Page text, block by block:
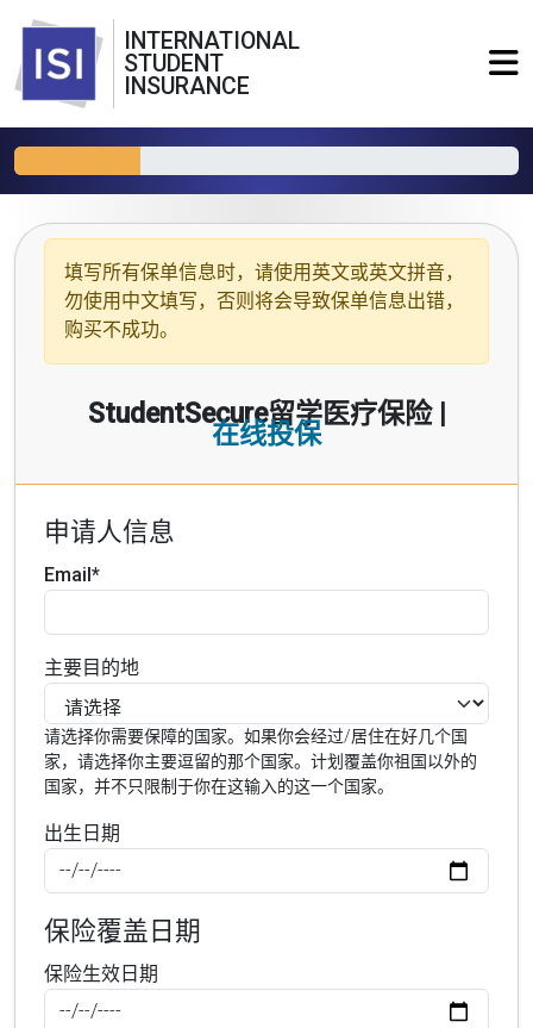
INTERNATIONAL
STUDENT
INSURANCE
填写所有保单信息时，请使用 英文或英文拼音，
勿使用中文填写，否则将会导致保单信息出错，
购买不成功。
StudentSecure留学医疗保险 |
在线投保
申请人信息
Email*
主要目的地
请选择你需要保障的国家。如果你会经过/居住在好几个国
家，请选择你主要逗留的那个国家。计划覆盖你祖国以外的
国家，并不只限制于你在这输入的这一个国家。
出生日期
保险覆盖日期
保险生效日期